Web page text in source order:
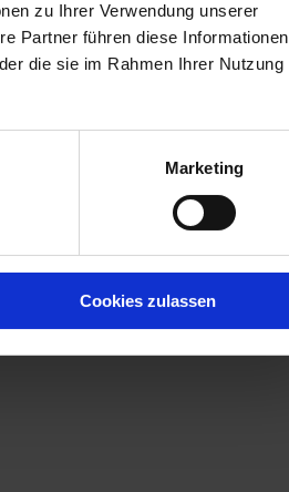
zu Ihrer Verwendung unserer
Partner führen diese Informationen
die sie im Rahmen Ihrer Nutzung
Marketing
Cookies zulassen